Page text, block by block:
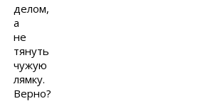
делом,
а
не
тянуть
чужую
лямку.
Верно?